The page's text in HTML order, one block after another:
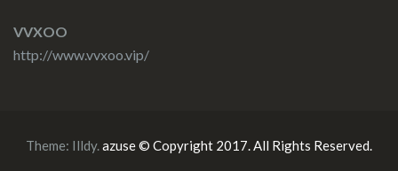
VVXOO
http://www.vvxoo.vip/
Theme: Illdy.azuse © Copyright 2017. All Rights Reserved.